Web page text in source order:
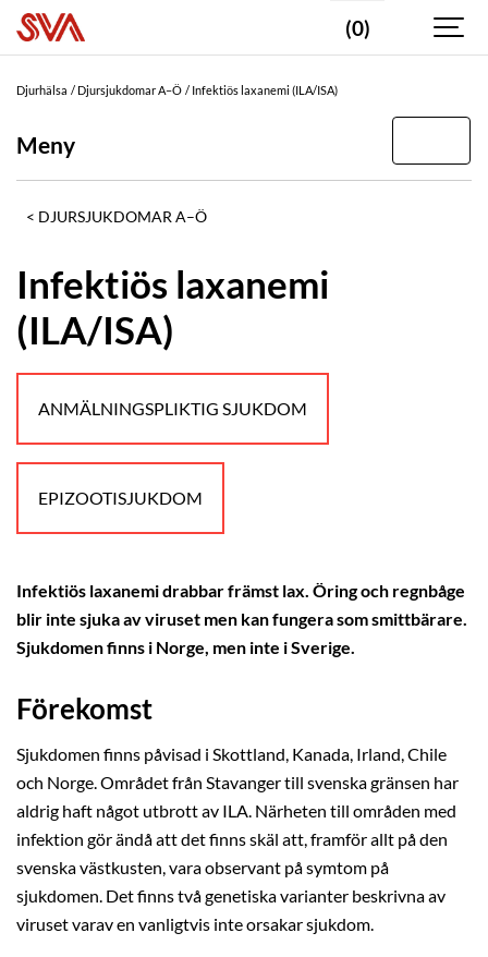
(0)
Djurhälsa Djursjukdomar A–Ö Infektiös laxanemi (ILA/ISA)
Meny
DJURSJUKDOMAR A–Ö
Infektiös laxanemi
(ILA/ISA)
ANMÄLNINGSPLIKTIG SJUKDOM
EPIZOOTISJUKDOM
Infektiös laxanemi drabbar främst lax. Öring och regnbåge
blir inte sjuka av viruset men kan fungera som smittbärare.
Sjukdomen finns i Norge, men inte i Sverige.
Förekomst
Sjukdomen finns påvisad i Skottland, Kanada, Irland, Chile
och Norge. Området från Stavanger till svenska gränsen har
aldrig haft något utbrott av ILA. Närheten till områden med
infektion gör ändå att det finns skäl att, framför allt på den
svenska västkusten, vara observant på symtom på
sjukdomen. Det finns två genetiska varianter beskrivna av
viruset varav en vanligtvis inte orsakar sjukdom.